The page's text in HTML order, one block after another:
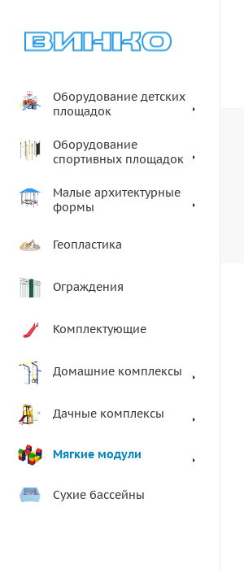
Оборудование детских
площадок
Оборудование
спортивных площадок
Малые архитектурные
формы
Геопластика
Ограждения
Комплектующие
Домашние комплексы
Дачные комплексы
Мягкие модули
Сухие бассейны